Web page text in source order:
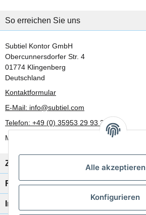
Alle akzeptieren
Konfigurieren
So erreichen Sie uns
Subtiel Kontor GmbH
Obercunnersdorfer Str. 4
01774 Klingenberg
Deutschland
Kontaktformular
E-Mail: info@subtiel.com
Telefon: +49 (0) 35953 29 93 30
Mo-Fr: 8:00 Uhr - 17:00 Uhr
Zahlung/Versand
Rechtliches
Informationen